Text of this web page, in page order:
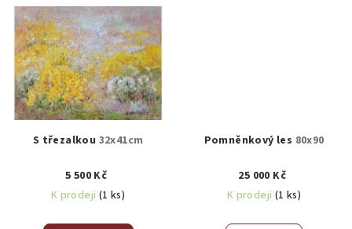
S třezalkou 32x41cm
5 500 Kč
K prodeji (1 ks)
Pomněnkový les 80x90
25 000 Kč
K prodeji (1 ks)